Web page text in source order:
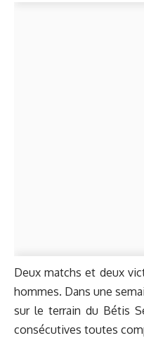
Deux matchs et deux
hommes. Dans une
sur le terrain du Bétis
consécutives toutes